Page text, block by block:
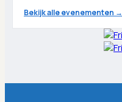
Bekijk alle evenementen →